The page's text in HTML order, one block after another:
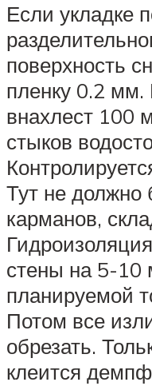
Если укладке
поверхность
пленку 0.2 мм.
внахлест 100
стыков
Тут не
карманов,
стены на 5-
планируемой
Потом все
обрезать.
клеится